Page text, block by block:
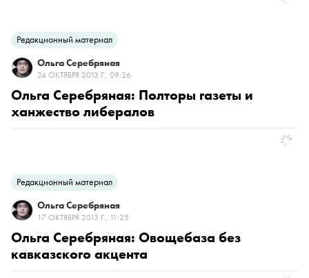
Редакционный материал
Ольга Серебряная
24 ОКТЯБРЯ 2013 Г., 09:26
Ольга Серебряная: Полторы газеты и
ханжество либералов
Редакционный материал
Ольга Серебряная
17 ОКТЯБРЯ 2013 Г., 11:25
Ольга Серебряная: Овощебаза без
кавказского акцента